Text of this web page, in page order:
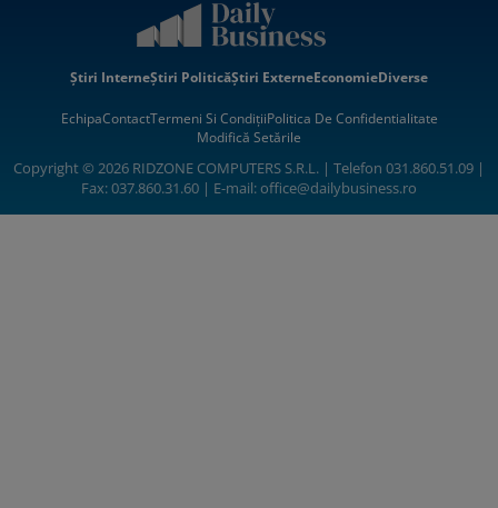
Știri InterneȘtiri PoliticăȘtiri ExterneEconomieDiverse
EchipaContactTermeni Si CondițiiPolitica De Confidentialitate
Modifică Setările
Copyright © 2026 RIDZONE COMPUTERS S.R.L. | Telefon 031.860.51.09 |
Fax: 037.860.31.60 | E-mail:office@dailybusiness.ro